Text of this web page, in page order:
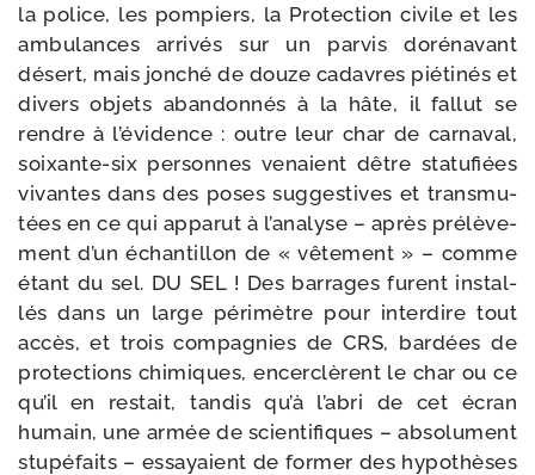
la police, les pom­piers, la Protection civile et les
ambu­lances arri­vés sur un par­vis doré­na­vant
désert, mais jon­ché de douze cadavres pié­ti­nés et
divers objets aban­don­nés à la hâte, il fal­lut se
rendre à l’é­vi­dence : outre leur char de car­na­val,
soixante-​six per­sonnes venaient dêtre sta­tu­fiées
vivantes dans des poses sug­ges­tives et trans­mu­
tées en ce qui appa­rut à l’a­na­lyse – après pré­lè­ve­
ment d’un échan­tillon de « vête­ment » – comme
étant du sel. DU SEL ! Des bar­rages furent ins­tal­
lés dans un large péri­mètre pour inter­dire tout
accès, et trois com­pa­gnies de CRS, bar­dées de
pro­tec­tions chi­miques, encer­clèrent le char ou ce
qu’il en res­tait, tan­dis qu’à l’a­bri de cet écran
humain, une armée de scien­ti­fiques – abso­lu­ment
stu­pé­faits – essayaient de for­mer des hypo­thèses